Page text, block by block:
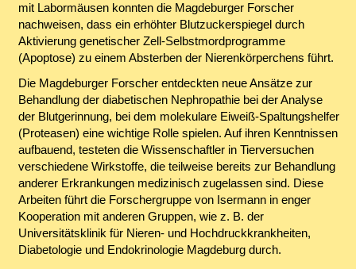
mit Labormäusen konnten die Magdeburger Forscher
nachweisen, dass ein erhöhter Blutzuckerspiegel durch
Aktivierung genetischer Zell-Selbstmordprogramme
(Apoptose) zu einem Absterben der Nierenkörperchens führt.
Die Magdeburger Forscher entdeckten neue Ansätze zur
Behandlung der diabetischen Nephropathie bei der Analyse
der Blutgerinnung, bei dem molekulare Eiweiß-Spaltungshelfer
(Proteasen) eine wichtige Rolle spielen. Auf ihren Kenntnissen
aufbauend, testeten die Wissenschaftler in Tierversuchen
verschiedene Wirkstoffe, die teilweise bereits zur Behandlung
anderer Erkrankungen medizinisch zugelassen sind. Diese
Arbeiten führt die Forschergruppe von Isermann in enger
Kooperation mit anderen Gruppen, wie z. B. der
Universitätsklinik für Nieren- und Hochdruckkrankheiten,
Diabetologie und Endokrinologie Magdeburg durch.